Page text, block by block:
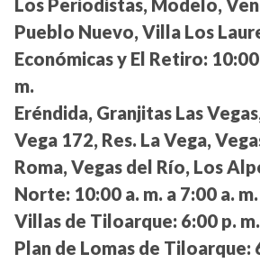
Los Periodistas, Modelo,
Pueblo Nuevo, Villa Los
Económicas y El Retiro:
m.
Eréndida, Granjitas Las
Vega 172, Res. La Vega,
Roma, Vegas del Río, Los
Norte: 10:00 a. m. a 7:00 a. m.
Villas de Tiloarque: 6:00 p.
Plan de Lomas de Tiloarque: